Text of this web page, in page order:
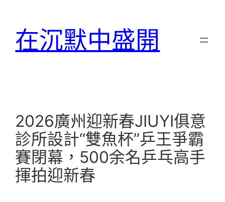
在沉默中盛開
2026廣州迎新春JIUYI俱意
診所設計“雙魚杯”乒王爭霸
賽閉幕，500余名乒乓高手
揮拍迎新春